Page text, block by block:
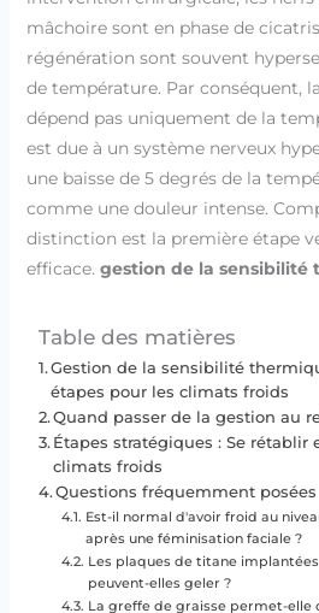
mâchoire sont en phase de
régénération sont souvent
de température. Par conséquent,
dépend pas uniquement de la
est due à un système nerveux
une baisse de 5 degrés de la
comme une douleur intense.
distinction est la première étape
efficace. gestion de la sensibilité
Table des matières
Gestion de la sensibilité
étapes pour les climats froids
Quand passer de la gestion au
Étapes stratégiques : Se rétablir
climats froids
Questions fréquemment posées
Est-il normal d'avoir froid au
après une féminisation faciale ?
Les plaques de titane
peuvent-elles geler ?
La greffe de graisse permet-elle